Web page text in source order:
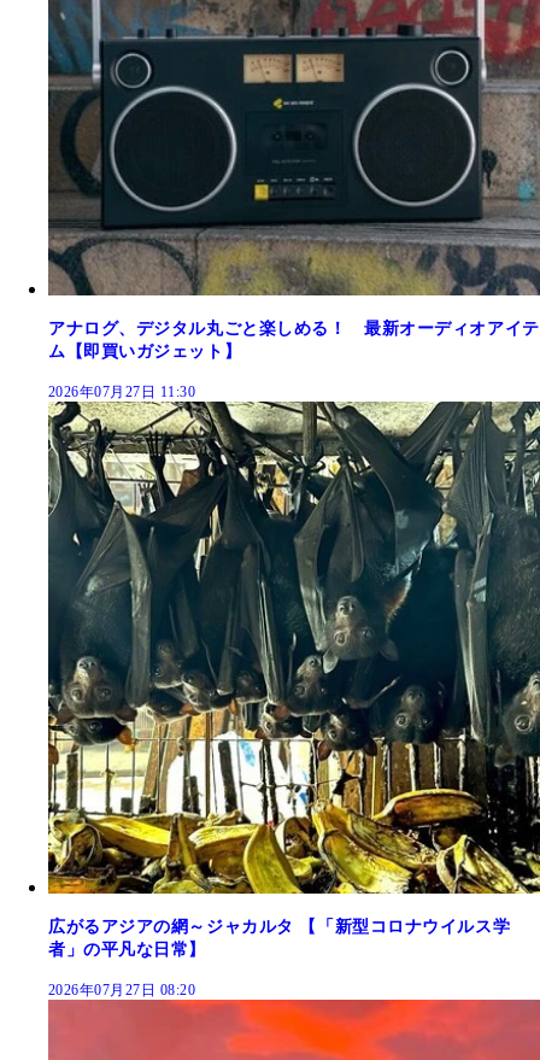
アナログ、デジタル丸ごと楽しめる！ 最新オーディオアイテ
ム【即買いガジェット】
2026年07月27日 11:30
広がるアジアの網～ジャカルタ 【「新型コロナウイルス学
者」の平凡な日常】
2026年07月27日 08:20